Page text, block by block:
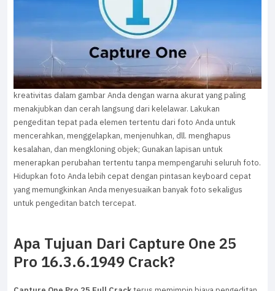
kreativitas dalam gambar Anda dengan warna akurat yang paling
menakjubkan dan cerah langsung dari kelelawar. Lakukan
pengeditan tepat pada elemen tertentu dari foto Anda untuk
mencerahkan, menggelapkan, menjenuhkan, dll. menghapus
kesalahan, dan mengkloning objek; Gunakan lapisan untuk
menerapkan perubahan tertentu tanpa mempengaruhi seluruh foto.
Hidupkan foto Anda lebih cepat dengan pintasan keyboard cepat
yang memungkinkan Anda menyesuaikan banyak foto sekaligus
untuk pengeditan batch tercepat.
Apa Tujuan Dari Capture One 25
Pro 16.3.6.1949 Crack?